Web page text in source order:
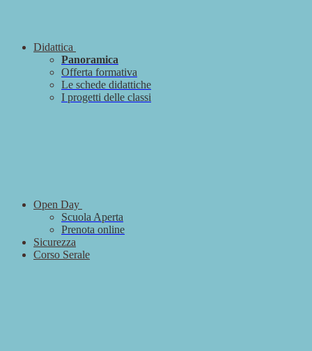
Didattica
Panoramica
Offerta formativa
Le schede didattiche
I progetti delle classi
Open Day
Scuola Aperta
Prenota online
Sicurezza
Corso Serale